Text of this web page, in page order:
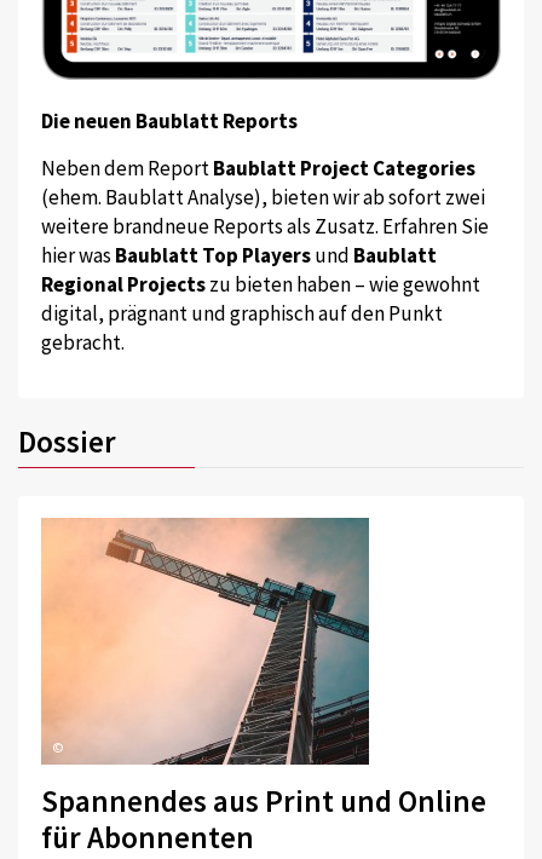
Die neuen Baublatt Reports
Neben dem ReportBaublatt Project Categories
(ehem. Baublatt Analyse), bieten wir ab sofort zwei
weitere brandneue Reports als Zusatz. Erfahren Sie
hier was Baublatt Top Playersund Baublatt
Regional Projectszu bieten haben – wie gewohnt
digital, prägnant und graphisch auf den Punkt
gebracht.
Dossier
©
Spannendes aus Print und Online
für Abonnenten